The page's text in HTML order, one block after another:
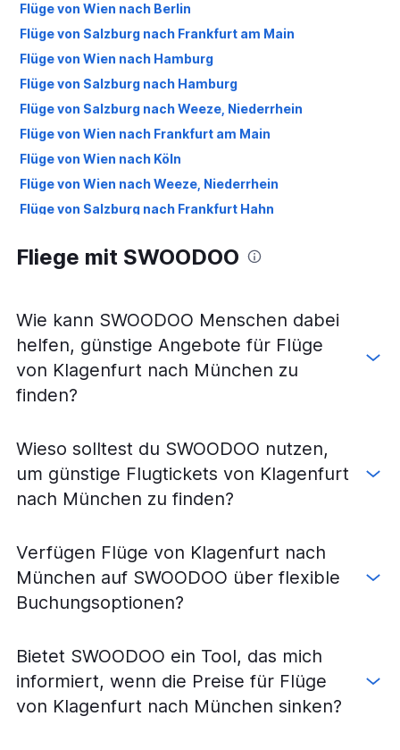
Flüge von Wien nach Berlin
Flüge von Salzburg nach Frankfurt am Main
Flüge von Wien nach Hamburg
Flüge von Salzburg nach Hamburg
Flüge von Salzburg nach Weeze, Niederrhein
Flüge von Wien nach Frankfurt am Main
Flüge von Wien nach Köln
Flüge von Wien nach Weeze, Niederrhein
Flüge von Salzburg nach Frankfurt Hahn
Flüge von Wien nach Stuttgart
Flüge von Wien nach Bremen
Flüge von Wien nach Frankfurt Hahn
Flüge von Wien nach Dresden
Flüge von Graz nach Hamburg
Flüge von Graz nach Berlin
Flüge von Graz nach München
Flüge von Linz nach Hamburg
Flüge von Graz nach Frankfurt Hahn
Flüge von Graz nach Köln
Flüge von Wien nach Nürnberg
Flüge von Graz nach Weeze, Niederrhein
Fliege mit SWOODOO
Wie kann SWOODOO Menschen dabei
helfen, günstige Angebote für Flüge
von Klagenfurt nach München zu
finden?
Wieso solltest du SWOODOO nutzen,
um günstige Flugtickets von Klagenfurt
nach München zu finden?
Verfügen Flüge von Klagenfurt nach
München auf SWOODOO über flexible
Buchungsoptionen?
Bietet SWOODOO ein Tool, das mich
informiert, wenn die Preise für Flüge
von Klagenfurt nach München sinken?